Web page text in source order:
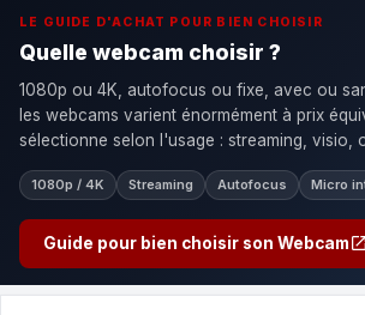
LE GUIDE D'ACHAT POUR BIEN CHOISIR
Quelle webcam choisir ?
1080p ou 4K, autofocus ou fixe, avec ou
les webcams varient énormément à prix
sélectionne selon l'usage : streaming, visio,
1080p / 4K Streaming Autofocus Micro
Guide pour bien choisir son Webcam